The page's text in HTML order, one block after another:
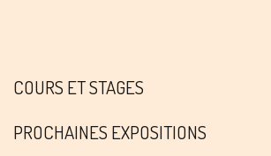
COURS ET STAGES
PROCHAINES EXPOSITIONS